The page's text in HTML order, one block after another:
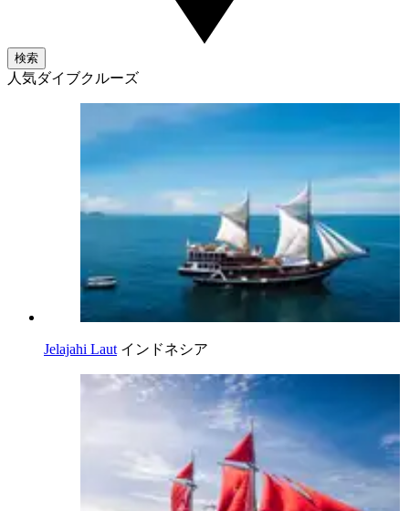
検索
人気ダイブクルーズ
Jelajahi Laut インドネシア